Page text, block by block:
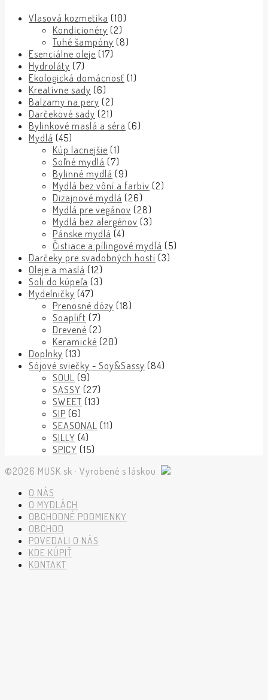
Vlasová kozmetika (10)
Kondicionéry (2)
Tuhé šampóny (8)
Esenciálne oleje (17)
Hydroláty (7)
Ekologická domácnosť (1)
Kreatívne sady (6)
Balzamy na pery (2)
Darčekové sady (21)
Bylinkové maslá a séra (6)
Mydlá (45)
Kúp lacnejšie (1)
Soľné mydlá (7)
Bylinné mydlá (9)
Mydlá bez vôní a farbív (2)
Dizajnové mydlá (26)
Mydlá pre vegánov (28)
Mydlá bez alergénov (3)
Pánske mydlá (4)
Čistiace a pílingové mydlá (5)
Darčeky pre svadobných hostí (3)
Oleje a maslá (12)
Soli do kúpeľa (3)
Mydelničky (47)
Prenosné dózy (18)
Soaplift (7)
Drevené (2)
Keramické (20)
Doplnky (13)
Sójové sviečky - Soy&Sassy (84)
SOUL (9)
SASSY (27)
SWEET (13)
SIP (6)
SEASONAL (11)
SILLY (4)
SPICY (15)
©2026 MUSK.sk · Vyrobené s láskou.
O NÁS
O MYDLÁCH
OBCHODNÉ PODMIENKY
OBCHOD
POVEDALI O NÁS
KDE KÚPIŤ
KONTAKT